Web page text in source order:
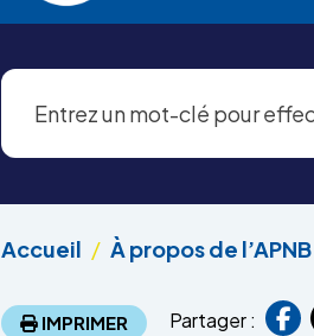
Accueil À propos de l’APNB
IMPRIMER Partager :